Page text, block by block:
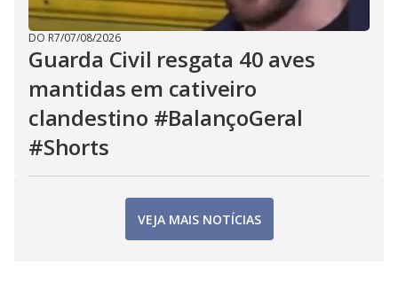
DO R7/07/08/2026
Guarda Civil resgata 40 aves
mantidas em cativeiro
clandestino #BalançoGeral
#Shorts
VEJA MAIS NOTÍCIAS